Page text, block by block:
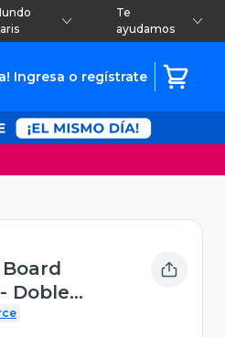
Te
ayudamos
Ingresa o regístrate
Doble